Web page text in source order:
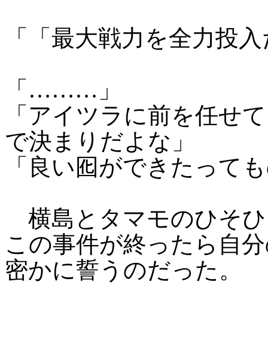
「「最大戦力を全力投
「………」
「アイツラに前を任せ
で決まりだよな」
「良い囮ができたって
横島とタマモのひそ
この事件が終ったら自
密かに誓うのだった。